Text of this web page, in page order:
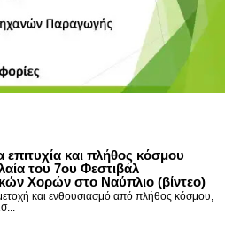
επιτυχία και πλήθος κόσμου
του 7ου Φεστιβάλ
Χορών στο Ναύπλιο (βίντεο)
και ενθουσιασμό από πλήθος κόσμου,